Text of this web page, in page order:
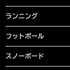
ランニング
フットボール
スノーボード